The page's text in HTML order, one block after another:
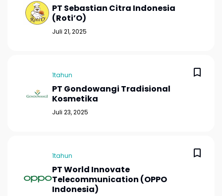
PT Sebastian Citra Indonesia
(Roti’O)
Juli 21, 2025
1tahun
PT Gondowangi Tradisional
Kosmetika
Juli 23, 2025
1tahun
PT World Innovate
Telecommunication (OPPO
Indonesia)